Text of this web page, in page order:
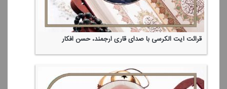
قرائت آیت الكرسی با صدای قاری ارجمند، حسن افكار